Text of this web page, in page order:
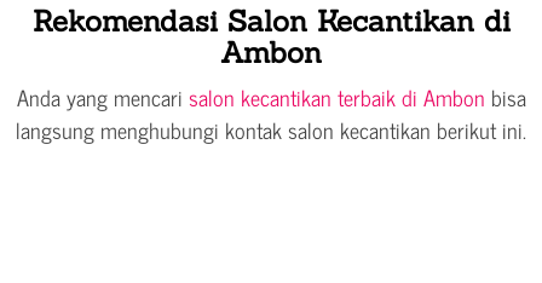
Rekomendasi Salon Kecantikan di
Ambon
Anda yang mencari salon kecantikan terbaik di Ambon bisa
langsung menghubungi kontak salon kecantikan berikut ini.